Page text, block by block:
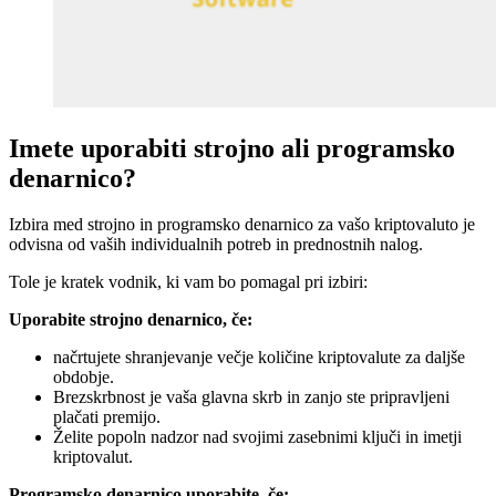
Imete uporabiti strojno ali programsko
denarnico?
Izbira med strojno in programsko denarnico za vašo kriptovaluto je
odvisna od vaših individualnih potreb in prednostnih nalog.
Tole je kratek vodnik, ki vam bo pomagal pri izbiri:
Uporabite strojno denarnico, če:
načrtujete shranjevanje večje količine kriptovalute za daljše
obdobje.
Brezskrbnost je vaša glavna skrb in zanjo ste pripravljeni
plačati premijo.
Želite popoln nadzor nad svojimi zasebnimi ključi in imetji
kriptovalut.